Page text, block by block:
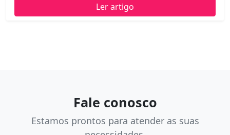
Ler artigo
Fale conosco
Estamos prontos para atender as suas